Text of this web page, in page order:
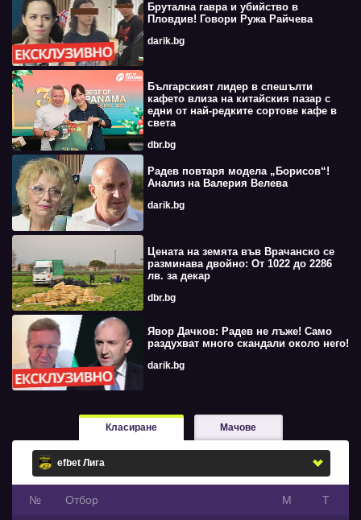
Брутална гавра и убийство в
Пловдив! Говори Ружа Райчева
darik.bg
Българският лидер в спешълти
кафето влиза на китайския пазар с
едни от най-редките сортове кафе в
света
dbr.bg
Радев повтаря модела „Борисов“!
Анализ на Валерия Велева
darik.bg
Цената на земята във Врачанско се
разминава двойно: От 1022 до 2286
лв. за декар
dbr.bg
Явор Дачков: Радев не лъже! Само
раздухват много скандали около него!
darik.bg
Класиране Мачове
№ Oтбор М Т